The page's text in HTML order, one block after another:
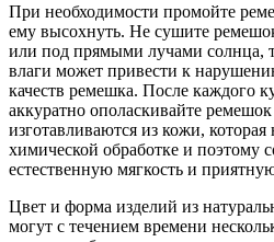
При необходимости промойте
ему высохнуть. Не сушите
или под прямыми лучами солнца,
влаги может привести к
качеств ремешка. После каждого
аккуратно ополаскивайте
изготавливаются из кожи, которая
химической обработке и поэтому
естественную мягкость и
Цвет и форма изделий из
могут с течением времени